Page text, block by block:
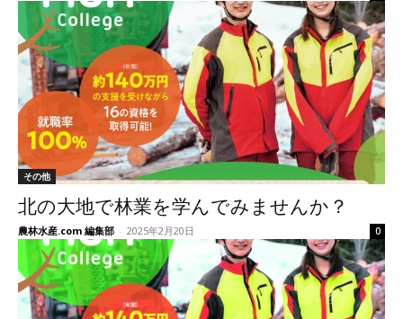
その他
北の大地で林業を学んでみませんか？
農林水産.com 編集部 - 2025年2月20日 0